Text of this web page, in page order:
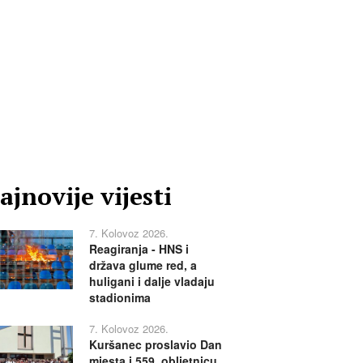
vijesti
7. Kolovoz 2026.
Reagiranja - HNS i
država glume red, a
huligani i dalje vladaju
stadionima
7. Kolovoz 2026.
Kuršanec proslavio Dan